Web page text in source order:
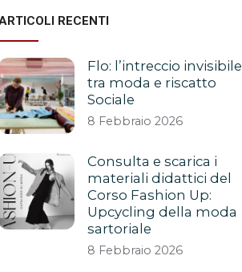
RECENTI
Flo: l’intreccio invisibile
tra moda e riscatto
Sociale
8 Febbraio 2026
Consulta e scarica i
materiali didattici del
Corso Fashion Up:
Upcycling della moda
sartoriale
8 Febbraio 2026